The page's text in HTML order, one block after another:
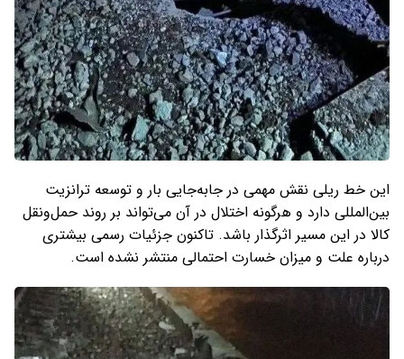
این خط ریلی نقش مهمی در جابه‌جایی بار و توسعه ترانزیت
بین‌المللی دارد و هرگونه اختلال در آن می‌تواند بر روند حمل‌ونقل
کالا در این مسیر اثرگذار باشد. تاکنون جزئیات رسمی بیشتری
درباره علت و میزان خسارت احتمالی منتشر نشده است.